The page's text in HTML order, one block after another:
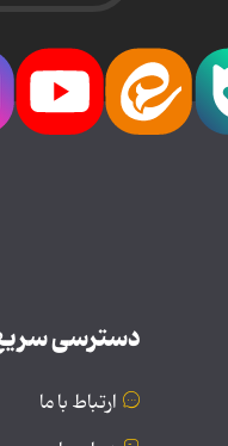
دسترسی
ارتباط با ما